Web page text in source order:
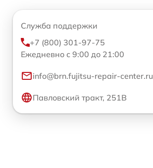
Служба поддержки
+7 (800) 301-97-75
Ежедневно с 9:00 до 21:00
info@brn.fujitsu-repair-center.ru
Павловский тракт, 251В